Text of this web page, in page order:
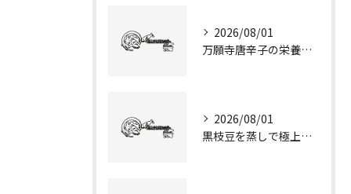
2026/08/01
万願寺唐辛子の栄養を徹底比較ピーマンとの違いと健康メリット解説
2026/08/01
黒枝豆を蒸しで極上の食感に仕上げる方法と普通の枝豆との違い徹底ガイド